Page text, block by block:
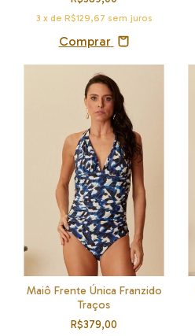
3 x de R$129,67 sem juros
Comprar
Maiô Frente Única Franzido
Traços
R$379,00